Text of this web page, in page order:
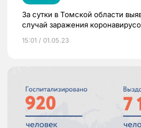
За сутки в Томской области
случай заражения
15:01 / 01.05.23